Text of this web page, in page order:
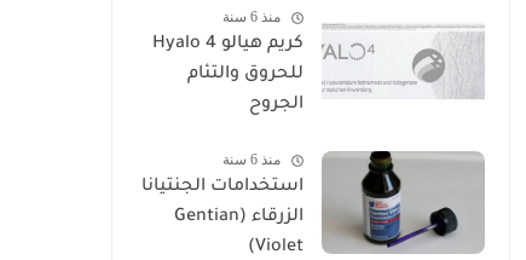
منذ 6 سنة
كريم هيالو 4 Hyalo
للحروق والتئام
الجروح
منذ 6 سنة
استخدامات الجنتيانا
الزرقاء (Gentian
Violet)